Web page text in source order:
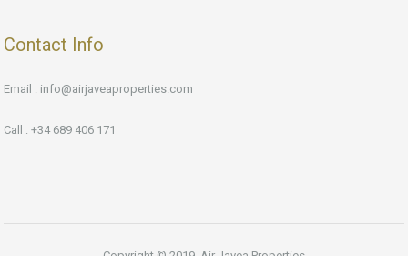
Contact Info
Email : info@airjaveaproperties.com
Call : +34 689 406 171